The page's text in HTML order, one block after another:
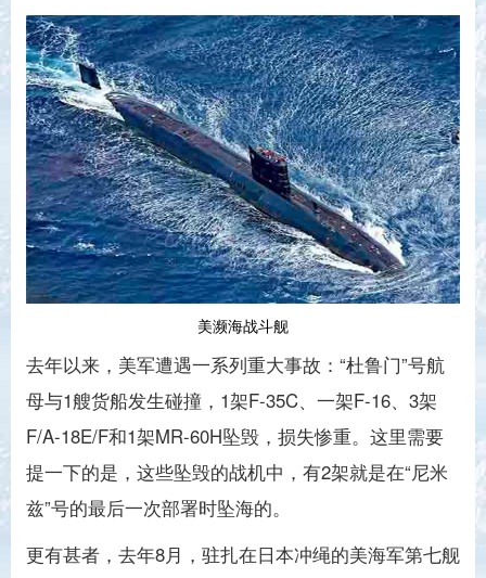
美濒海战斗舰
去年以来，美军遭遇一系列重大事故：“杜鲁门”号航
母与1艘货船发生碰撞，1架F-35C、一架F-16、3架
F/A-18E/F和1架MR-60H坠毁，损失惨重。这里需要
提一下的是，这些坠毁的战机中，有2架就是在“尼米
兹”号的最后一次部署时坠海的。
更有甚者，去年8月，驻扎在日本冲绳的美海军第七舰